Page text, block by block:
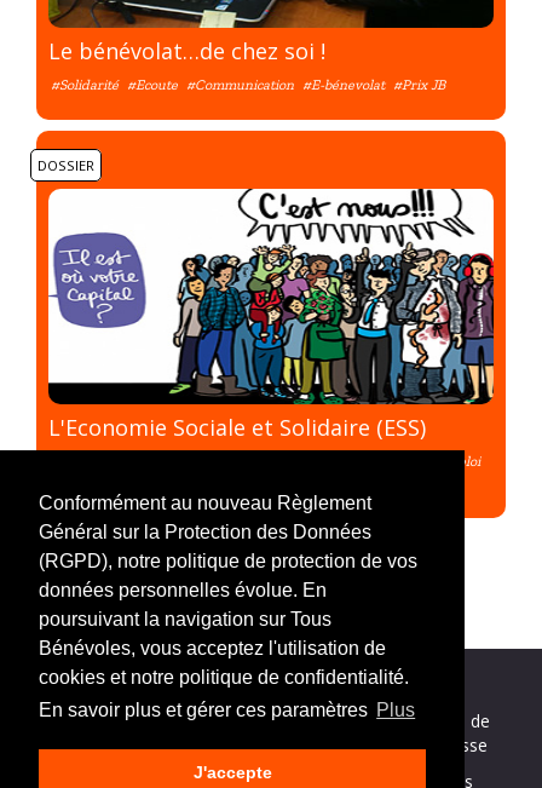
Conformément au nouveau Règlement
Général sur la Protection des Données
(RGPD), notre politique de protection de vos
données personnelles évolue. En
poursuivant la navigation sur Tous
Bénévoles, vous acceptez l'utilisation de
cookies et notre politique de confidentialité.
En savoir plus et gérer ces paramètres Plus
J'accepte
Le bénévolat…de chez soi !
#Solidarité #Ecoute #Communication #E-bénevolat #Prix JB
DOSSIER
L'Economie Sociale et Solidaire (ESS)
#Emploi
Nos partenaires|Mentions légales|Politique de
confidentialité|Nous contacter|Espace presse
© 2018, un site de Tous Bénévoles